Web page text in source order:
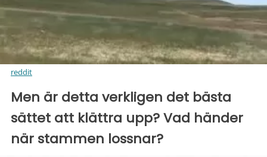
reddit
Men är detta verkligen det bästa
sättet att klättra upp? Vad händer
när stammen lossnar?